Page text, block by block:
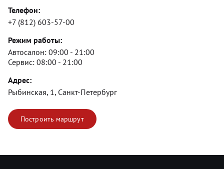
Телефон:
+7 (812) 603-57-00
Режим работы:
Автосалон: 09:00 - 21:00
Сервис: 08:00 - 21:00
Адрес:
Рыбинская, 1, Санкт-Петербург
Построить маршрут